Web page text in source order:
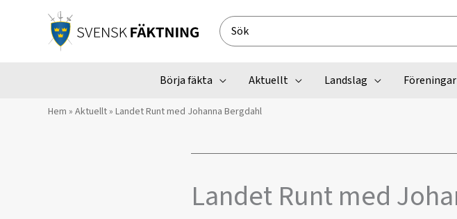
Search
for:
Börja fäkta Aktuellt Landslag Föreningar
Hem » Aktuellt» Landet Runt med Johanna Bergdahl
Landet Runt med